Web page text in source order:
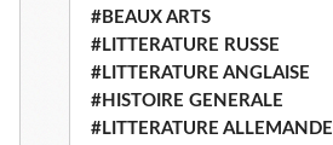
#BEAUX ARTS
#LITTERATURE RUSSE
#LITTERATURE ANGLAISE
#HISTOIRE GENERALE
#LITTERATURE ALLEMANDE